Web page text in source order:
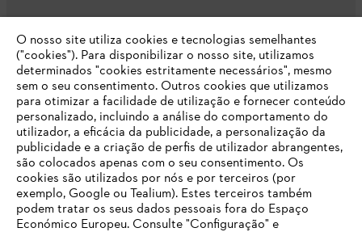
Opções de pagamento
Empresa
O nosso site utiliza cookies e tecnologias semelhantes
("cookies"). Para disponibilizar o nosso site, utilizamos
determinados "cookies estritamente necessários", mesmo
sem o seu consentimento. Outros cookies que utilizamos
para otimizar a facilidade de utilização e fornecer conteúdo
personalizado, incluindo a análise do comportamento do
utilizador, a eficácia da publicidade, a personalização da
publicidade e a criação de perfis de utilizador abrangentes,
são colocados apenas com o seu consentimento. Os
cookies são utilizados por nós e por terceiros (por
exemplo, Google ou Tealium). Estes terceiros também
podem tratar os seus dados pessoais fora do Espaço
Económico Europeu. Consulte "Configuração" e